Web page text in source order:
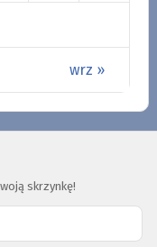
wrz »
skrzynkę!